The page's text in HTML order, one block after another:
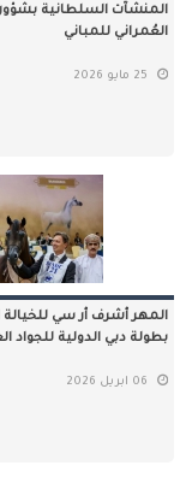
العُمراني للمباني
25 مايو 2026
المهر أشرف أر سي للخيالة
بطولة دبي الدولية للجواد
06 ابريل 2026